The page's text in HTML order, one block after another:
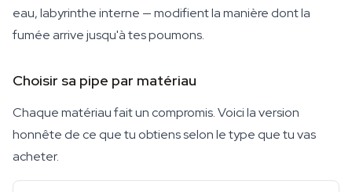
eau, labyrinthe interne — modifient la manière dont la
fumée arrive jusqu'à tes poumons.
Choisir sa pipe par matériau
Chaque matériau fait un compromis. Voici la version
honnête de ce que tu obtiens selon le type que tu vas
acheter.